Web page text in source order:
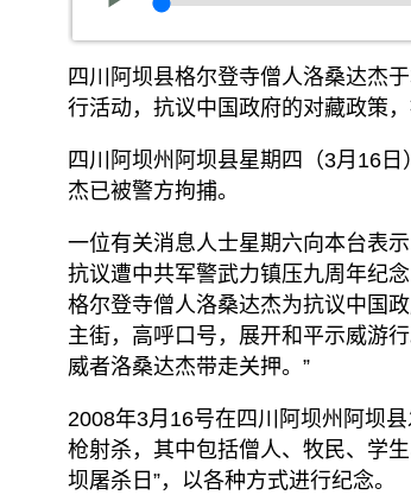
四川阿坝县格尔登寺僧人洛桑达杰
行活动，抗议中国政府的对藏政策
四川阿坝州阿坝县星期四（3月16
杰已被警方拘捕。
一位有关消息人士星期六向本台表
抗议遭中共军警武力镇压九周年纪
格尔登寺僧人洛桑达杰为抗议中国
主街，高呼口号，展开和平示威游
威者洛桑达杰带走关押。”
2008年3月16号在四川阿坝州阿坝
枪射杀，其中包括僧人、牧民、学
坝屠杀日”，以各种方式进行纪念。